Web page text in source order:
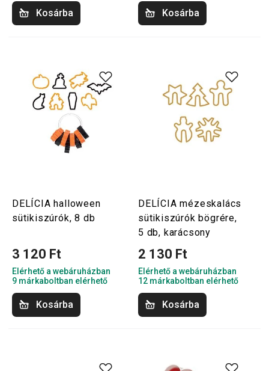
Kosárba Kosárba
DELÍCIA halloween
sütikiszúrók, 8 db
3 120 Ft
Elérhető a webáruházban
9 márkaboltban elérhető
Kosárba
DELÍCIA mézeskalács
sütikiszúrók bögrére,
5 db, karácsony
2 130 Ft
Elérhető a webáruházban
12 márkaboltban elérhető
Kosárba